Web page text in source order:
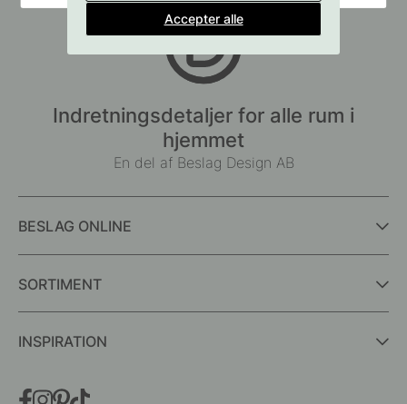
Indretningsdetaljer for alle rum i
hjemmet
En del af Beslag Design AB
BESLAG ONLINE
SORTIMENT
INSPIRATION
Accepter alle